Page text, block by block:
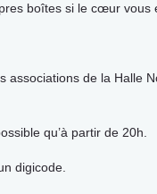
boîtes si le cœur vous
associations de la Halle
qu’à partir de 20h.
digicode.